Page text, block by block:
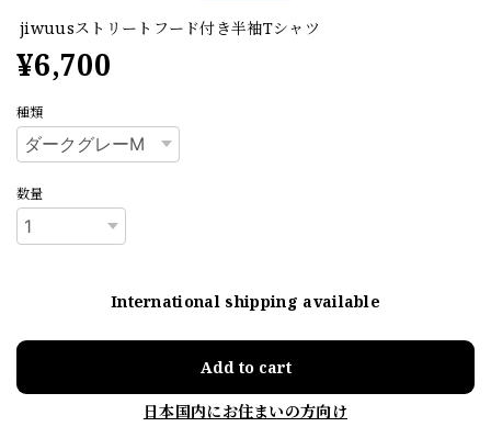
jiwuusストリートフード付き半袖Tシャツ
¥6,700
種類
数量
International shipping available
Add to cart
日本国内にお住まいの方向け